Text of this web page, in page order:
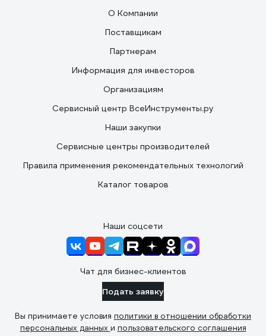
О Компании
Поставщикам
Партнерам
Информация для инвесторов
Организациям
Сервисный центр ВсеИнструменты.ру
Наши закупки
Сервисные центры производителей
Правила применения рекомендательных технологий
Каталог товаров
Наши соцсети
Чат для бизнес-клиентов
Подать заявку
Вы принимаете условия политики в отношении обработки
персональных данных и пользовательского соглашения